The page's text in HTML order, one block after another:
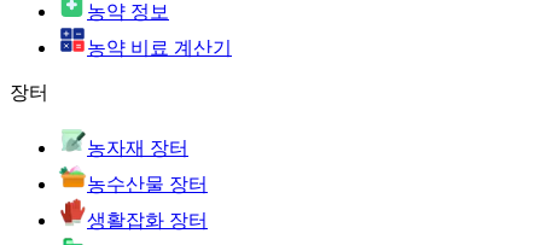
농약 정보
농약 비료 계산기
장터
농자재 장터
농수산물 장터
생활잡화 장터